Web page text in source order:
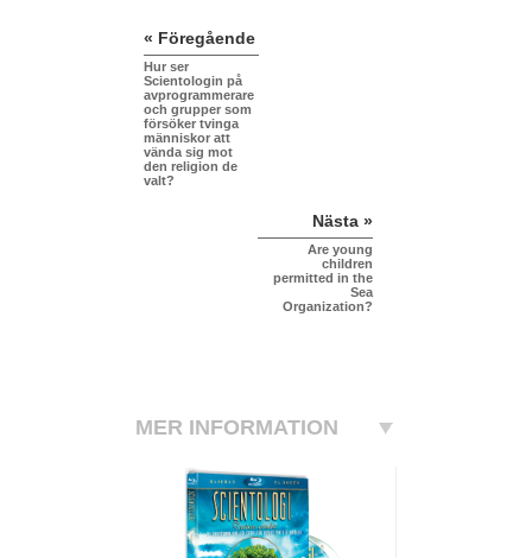
« Föregående
Hur ser
Scientologin på
avprogrammerare
och grupper som
försöker tvinga
människor att
vända sig mot
den religion de
valt?
Nästa »
Are young
children
permitted in the
Sea
Organization?
MER INFORMATION